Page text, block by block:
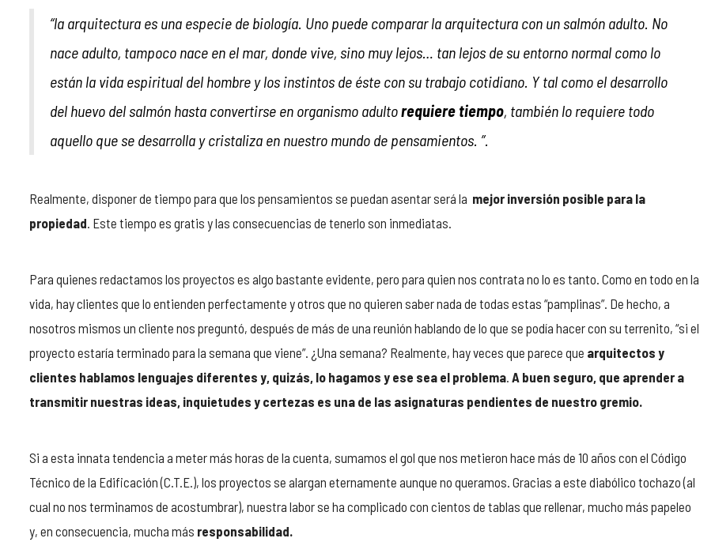
“la arquitectura es una especie de biología. Uno puede comparar la arquitectura con un salmón adulto. No
nace adulto, tampoco nace en el mar, donde vive, sino muy lejos… tan lejos de su entorno normal como lo
están la vida espiritual del hombre y los instintos de éste con su trabajo cotidiano. Y tal como el desarrollo
del huevo del salmón hasta convertirse en organismo adultorequiere tiempo, también lo requiere todo
aquello que se desarrolla y cristaliza en nuestro mundo de pensamientos. ”.
Realmente, disponer de tiempo para que los pensamientos se puedan asentar será la mejor inversión posible para la
propiedad . Este tiempo es gratis y las consecuencias de tenerlo son inmediatas.
Para quienes redactamos los proyectos es algo bastante evidente, pero para quien nos contrata no lo es tanto. Como en todo en la
vida, hay clientes que lo entienden perfectamente y otros que no quieren saber nada de todas estas “pamplinas”. De hecho, a
nosotros mismos un cliente nos preguntó, después de más de una reunión hablando de lo que se podía hacer con su terrenito, “si el
proyecto estaría terminado para la semana que viene”. ¿Una semana? Realmente, hay veces que parece que arquitectos y
clientes hablamos lenguajes diferentes y, quizás, lo hagamos y ese sea el problema A buen seguro, que aprender a
transmitir nuestras ideas, inquietudes y certezas es una de las asignaturas pendientes de nuestro gremio.
Si a esta innata tendencia a meter más horas de la cuenta, sumamos el gol que nos metieron hace más de 10 años con el Código
Técnico de la Edificación (C.T.E.), los proyectos se alargan eternamente aunque no queramos. Gracias a este diabólico tochazo (al
cual no nos terminamos de acostumbrar), nuestra labor se ha complicado con cientos de tablas que rellenar, mucho más papeleo
y, en consecuencia, mucha más responsabilidad.